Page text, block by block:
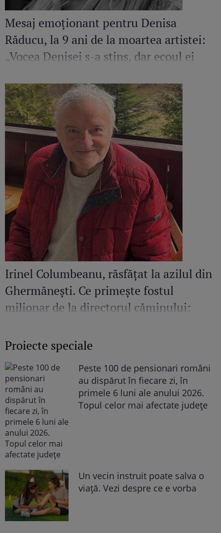
Mesaj emoționant pentru Denisa
Răducu, la 9 ani de la moartea artistei:
„Vocea Denisei s-a stins, dar ecoul ei
Irinel Columbeanu, răsfățat la azilul din
Ghermănești. Ce primește fostul
milionar de la directorul căminului:
Proiecte speciale
Peste 100 de pensionari români
au dispărut în fiecare zi, în
primele 6 luni ale anului 2026.
Topul celor mai afectate județe
Un vecin instruit poate salva o
viață. Vezi despre ce e vorba